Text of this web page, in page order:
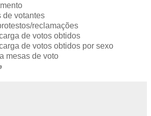
de votantes
reclamações
de votos obtidos
de votos obtidos por sexo
mesas de voto